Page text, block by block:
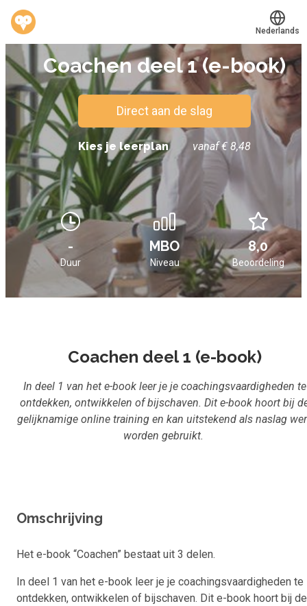
Werkvinders®
Bedrijven
Vacatures
Mijn leerplek
Voucher verzilveren
Account en hulp
Meer
Translate
Nederlands
Coachen deel 1 (e-book)
Direct aan de slag
Kies je leerplan vanaf € 8,48
- MBO 8,0
Duur Niveau Beoordeling
Coachen deel 1 (e-book)
In deel 1 van het e-book leer je je coachingsvaardigheden te
ontdekken, ontwikkelen of bijschaven. Dit e-book hoort bij
gelijknamige online training en kan uitstekend als naslag
worden gebruikt.
Omschrijving
Het e-book “Coachen” bestaat uit 3 delen.
In deel 1 van het e-book leer je je coachingsvaardigheden te
ontdekken, ontwikkelen of bijschaven. Dit e-book hoort bij de